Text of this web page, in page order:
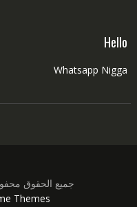
Hello
Whatsapp Nigga
جميع الحقوق
Themes